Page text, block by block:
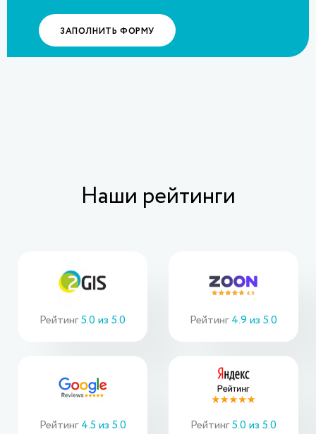
ЗАПОЛНИТЬ ФОРМУ
Наши рейтинги
Рейтинг5.0 из 5.0 Рейтинг 4.9 из 5.0
Рейтинг 4.5 из 5.0 Рейтинг5.0 из 5.0